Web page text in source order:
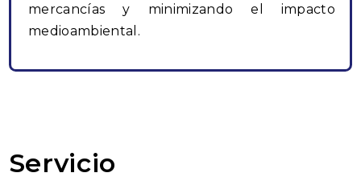
mercancías y minimizando el impacto
medioambiental.
Servicio